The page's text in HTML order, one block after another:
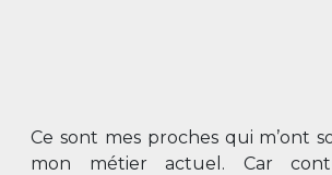
Ce sont mes proches qui m’ont
mon métier actuel. Car